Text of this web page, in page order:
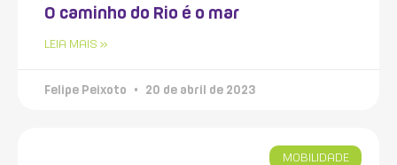
O caminho do Rio é o mar
LEIA MAIS »
Felipe Peixoto 20 de abril de 2023
MOBILIDADE